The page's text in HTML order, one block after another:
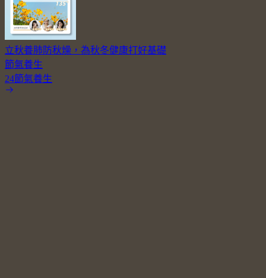
立秋養肺防秋燥，為秋冬健康打好基礎
節氣養生
24節氣養生